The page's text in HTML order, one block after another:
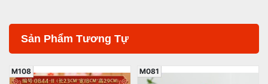
Sản Phẩm Tương Tự
M081 M089